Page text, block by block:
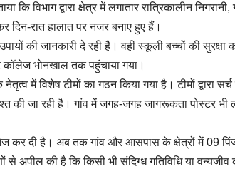
विभाग द्वारा क्षेत्र में लगातार रात्रिकालीन निगरानी,
दिन-रात हालात पर नजर बनाए हुए हैं।
की जानकारी दे रही है। वहीं स्कूली बच्चों की सुरक्षा
कॉलेज भोनखाल तक पहुंचाया गया।
में विशेष टीमों का गठन किया गया है। टीमों द्वारा
की जा रही है। गांव में जगह-जगह जागरूकता पोस्टर भी
तेज कर दी है। अब तक गांव और आसपास के क्षेत्रों में 09
से अपील की है कि किसी भी संदिग्ध गतिविधि या वन्यजीव